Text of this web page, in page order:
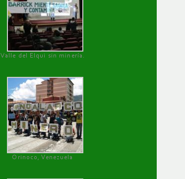
Valle del Elqui sin minería.
Orinoco, Venezuela